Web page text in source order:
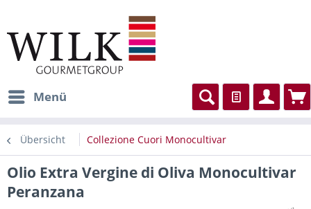
Menü
Übersicht Collezione Cuori Monocultivar
Olio Extra Vergine di Oliva Monocultivar
Peranzana